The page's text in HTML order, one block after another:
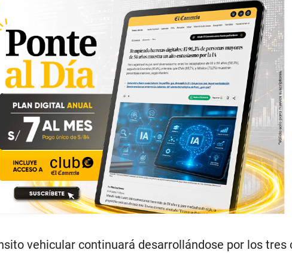
vehicular continuará desarrollándose por los tres